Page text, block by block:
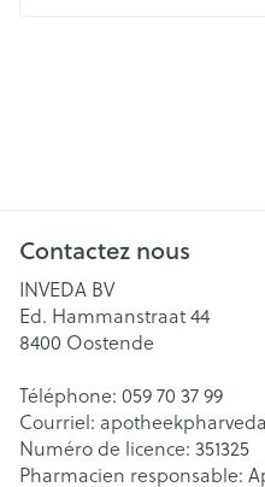
Contactez nous
INVEDA BV
Ed. Hammanstraat 44
8400 Oostende
Téléphone: 059 70 37 99
Courriel:
Numéro de licence: 351325
Pharmacien responsable: